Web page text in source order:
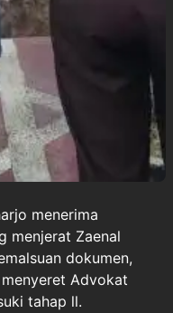
menerima
menjerat Zaenal
dokumen,
Advokat
tahap ll.